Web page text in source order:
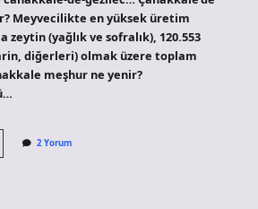
Meyvecilikte en yüksek üretim
zeytin (yağlık ve sofralık), 120.553
diğerleri) olmak üzere toplam
meşhur ne yenir?
2 Yorum